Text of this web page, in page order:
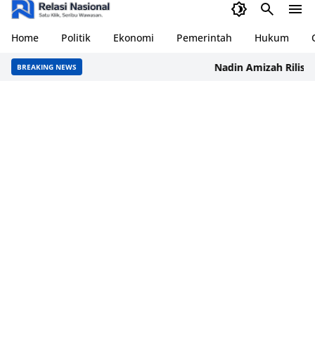
Home Politik Ekonomi Pemerintah Hukum
BREAKING NEWS Nadin Amizah Rilis